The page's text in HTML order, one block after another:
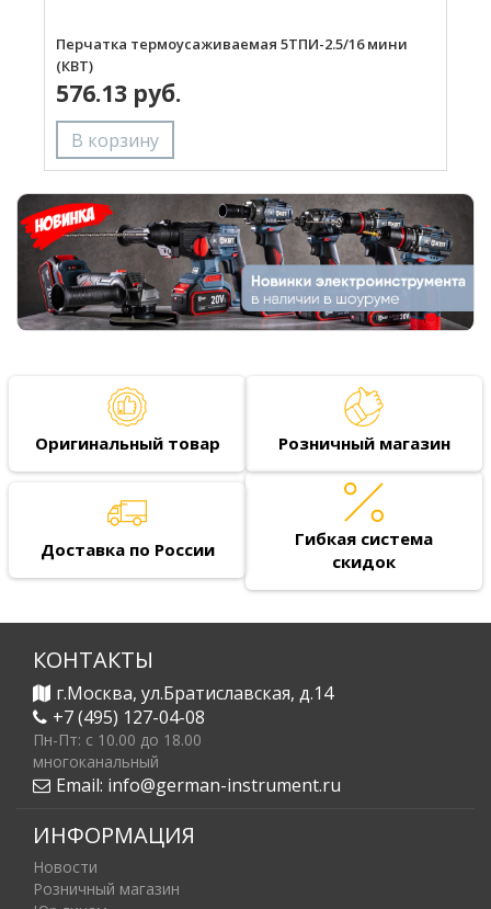
Перчатка термоусаживаемая 5ТПИ-2.5/16 мини
(КВТ)
576.13 руб.
Оригинальный товар Розничный магазин
Доставка по России
Гибкая система
скидок
КОНТАКТЫ
г.Москва, ул.Братиславская, д.14
+7 (495) 127-04-08
Пн-Пт: c 10.00 до 18.00
многоканальный
Email: info@german-instrument.ru
ИНФОРМАЦИЯ
Новости
Розничный магазин